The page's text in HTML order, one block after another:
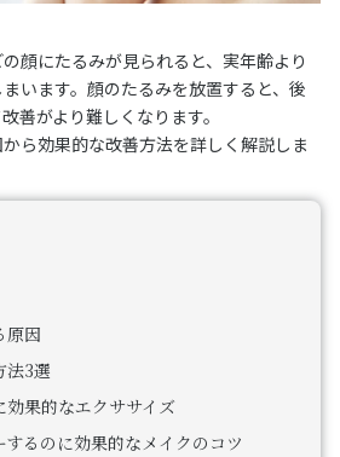
顔にたるみが見られると、実年齢より
います。顔のたるみを放置すると、後
善がより難しくなります。
ら効果的な改善方法を詳しく解説しま
原因
法3選
果的なエクササイズ
るのに効果的なメイクのコツ